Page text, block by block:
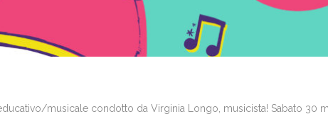
musicale condotto da Virginia Longo, musicista! Sabato 30